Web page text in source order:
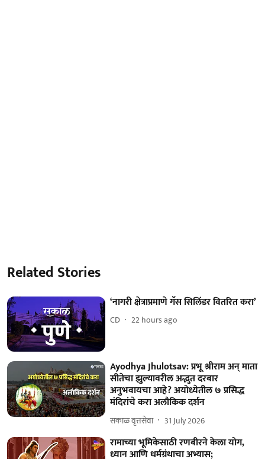
Related Stories
‘नागरी क्षेत्राप्रमाणे गॅस सिलिंडर वितरित करा’
CD 22 hours ago
Ayodhya Jhulotsav: प्रभू श्रीराम अन् माता
सीतेचा झुल्यावरील अद्भुत दरबार
अनुभवायचा आहे? अयोध्येतील ७ प्रसिद्ध
मंदिरांचे करा अलौकिक दर्शन
सकाळ वृत्तसेवा 31 July 2026
रामाच्या भूमिकेसाठी रणबीरने केला योग,
ध्यान आणि धर्मग्रंथाचा अभ्यास;